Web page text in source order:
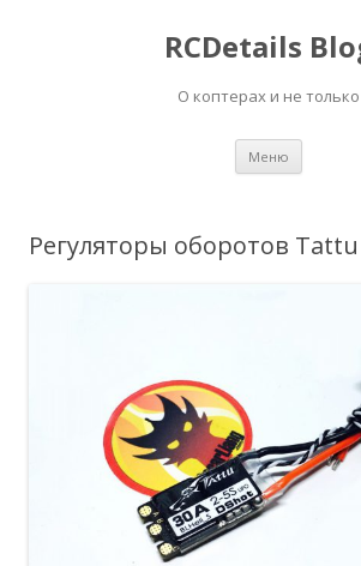
RCDetails
О коптерах и не только
Меню
Регуляторы оборотов Tattu